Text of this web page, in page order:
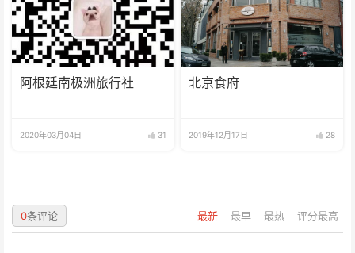
阿根廷南极洲旅行社
2020年03月04日 31
北京食府
2019年12月17日 28
最新 最早 最热 评分最高
0条评论